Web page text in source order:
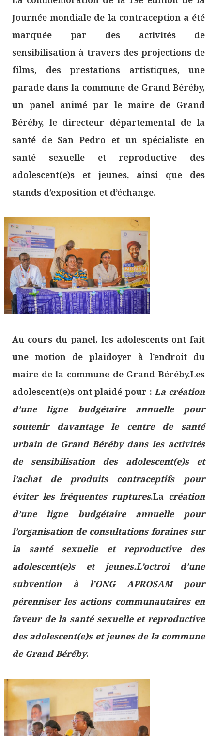
Journée mondiale de la contraception a été
marquée par des activités de
sensibilisation à travers des projections de
films, des prestations artistiques, une
parade dans la commune de Grand Béréby,
un panel animé par le maire de Grand
Béréby, le directeur départemental de la
santé de San Pedro et un spécialiste en
santé sexuelle et reproductive des
adolescent(e)s et jeunes, ainsi que des
stands d’exposition et d’échange.
Au cours du panel, les adolescents ont fait
une motion de plaidoyer à l’endroit du
maire de la commune de Grand Béréby.Les
adolescent(e)s ont plaidé pour :La création
d’une ligne budgétaire annuelle pour
soutenir davantage le centre de santé
urbain de Grand Béréby dans les activités
de sensibilisation des adolescent(e)s et
l’achat de produits contraceptifs pour
éviter les fréquentes ruptures.La création
d’une ligne budgétaire annuelle pour
l’organisation de consultations foraines sur
la santé sexuelle et reproductive des
adolescent(e)s et jeunes.L’octroi d’une
subvention à l’ONG APROSAM pour
pérenniser les actions communautaires en
faveur de la santé sexuelle et reproductive
des adolescent(e)s et jeunes de la commune
de Grand Béréby.